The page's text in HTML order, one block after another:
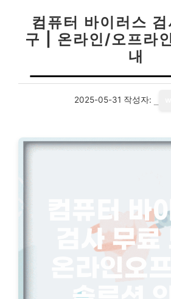
컴퓨터 바이러스
구 | 온라인/오프라
내
2025-05-31 작성자: